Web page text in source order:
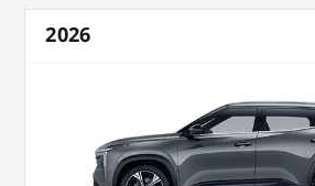
2026